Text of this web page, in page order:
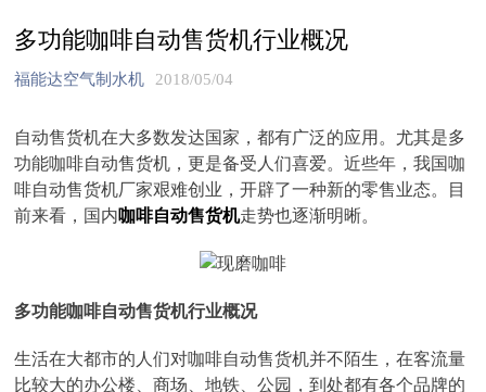
多功能咖啡自动售货机行业概况
福能达空气制水机 2018/05/04
自动售货机在大多数发达国家，都有广泛的应用。尤其是多
功能咖啡自动售货机，更是备受人们喜爱。近些年，我国咖
啡自动售货机厂家艰难创业，开辟了一种新的零售业态。目
前来看，国内咖啡自动售货机走势也逐渐明晰。
多功能咖啡自动售货机行业概况
生活在大都市的人们对咖啡自动售货机并不陌生，在客流量
比较大的办公楼、商场、地铁、公园，到处都有各个品牌的